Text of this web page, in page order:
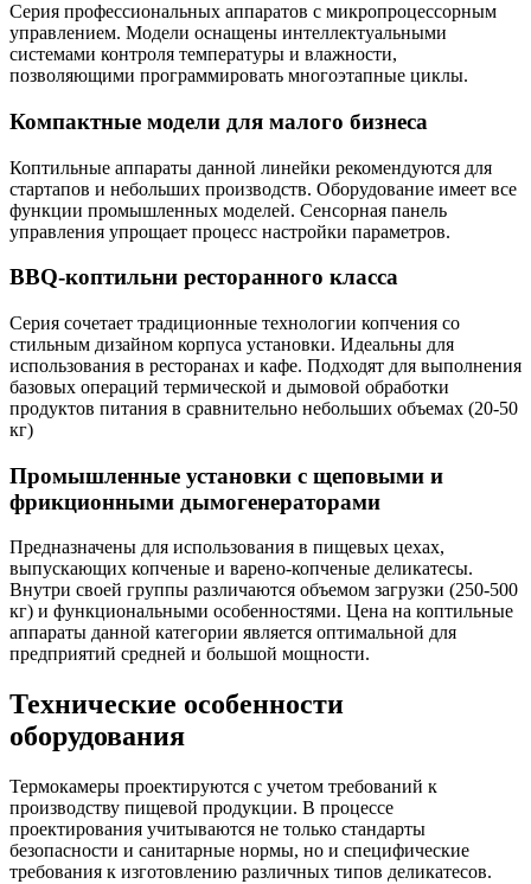
Серия профессиональных аппаратов с микропроцессорным
управлением. Модели оснащены интеллектуальными
системами контроля температуры и влажности,
позволяющими программировать многоэтапные циклы.
Компактные модели для малого бизнеса
Коптильные аппараты данной линейки рекомендуются для
стартапов и небольших производств. Оборудование имеет все
функции промышленных моделей. Сенсорная панель
управления упрощает процесс настройки параметров.
BBQ-коптильни ресторанного класса
Серия сочетает традиционные технологии копчения со
стильным дизайном корпуса установки. Идеальны для
использования в ресторанах и кафе. Подходят для выполнения
базовых операций термической и дымовой обработки
продуктов питания в сравнительно небольших объемах (20-50
кг)
Промышленные установки с щеповыми и
фрикционными дымогенераторами
Предназначены для использования в пищевых цехах,
выпускающих копченые и варено-копченые деликатесы.
Внутри своей группы различаются объемом загрузки (250-500
кг) и функциональными особенностями. Цена на коптильные
аппараты данной категории является оптимальной для
предприятий средней и большой мощности.
Технические особенности
оборудования
Термокамеры проектируются с учетом требований к
производству пищевой продукции. В процессе
проектирования учитываются не только стандарты
безопасности и санитарные нормы, но и специфические
требования к изготовлению различных типов деликатесов.